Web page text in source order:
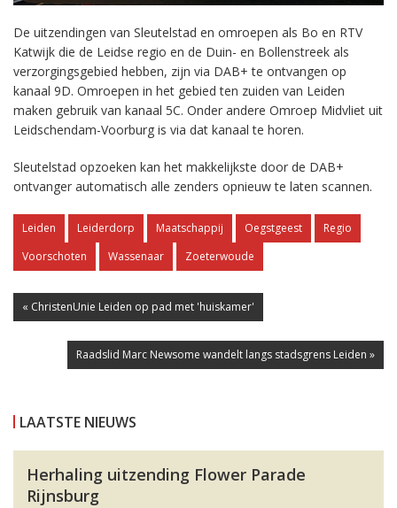
De uitzendingen van Sleutelstad en omroepen als Bo en RTV
Katwijk die de Leidse regio en de Duin- en Bollenstreek als
verzorgingsgebied hebben, zijn via DAB+ te ontvangen op
kanaal 9D. Omroepen in het gebied ten zuiden van Leiden
maken gebruik van kanaal 5C. Onder andere Omroep Midvliet uit
Leidschendam-Voorburg is via dat kanaal te horen.
Sleutelstad opzoeken kan het makkelijkste door de DAB+
ontvanger automatisch alle zenders opnieuw te laten scannen.
Leiden Leiderdorp Maatschappij Oegstgeest
Regio
Voorschoten
Wassenaar Zoeterwoude
« ChristenUnie Leiden op pad met 'huiskamer'
Raadslid Marc Newsome wandelt langs stadsgrens Leiden »
LAATSTE NIEUWS
Herhaling uitzending Flower Parade
Rijnsburg